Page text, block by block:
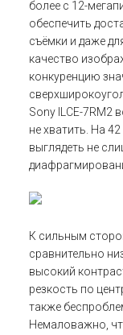
более с 12-
обеспечить
съёмки и даже
качество
конкуренцию
Sony ILCE-7RM2
не хватить. На
выглядеть не
К сильным
сравнительно
высокий
резкость по
также
Немаловажно,